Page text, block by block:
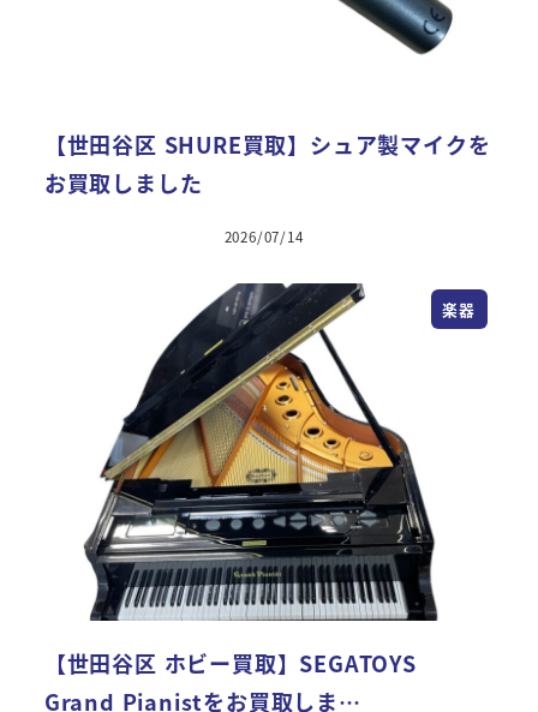
【世田谷区 SHURE買取】シュア製マイクを
お買取しました
2026/07/14
楽器
【世田谷区 ホビー買取】SEGATOYS
Grand Pianistをお買取しま…